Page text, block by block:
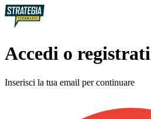
Accedi o registrati
Inserisci la tua email per continuare